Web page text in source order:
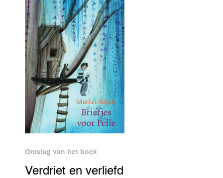
Omslag van het boek
Verdriet en verliefd